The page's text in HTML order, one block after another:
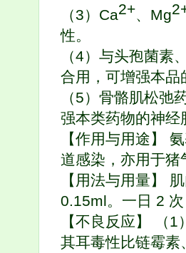
（3）Ca2+、Mg
性。
（4）与头孢菌素
合用，可增强本品
（5）骨骼肌松弛
强本类药物的神经
【作用与用途】
道感染，亦用于猪
【用法与用量】
0.15ml。一日 2
【不良反应】 （
其耳毒性比链霉素